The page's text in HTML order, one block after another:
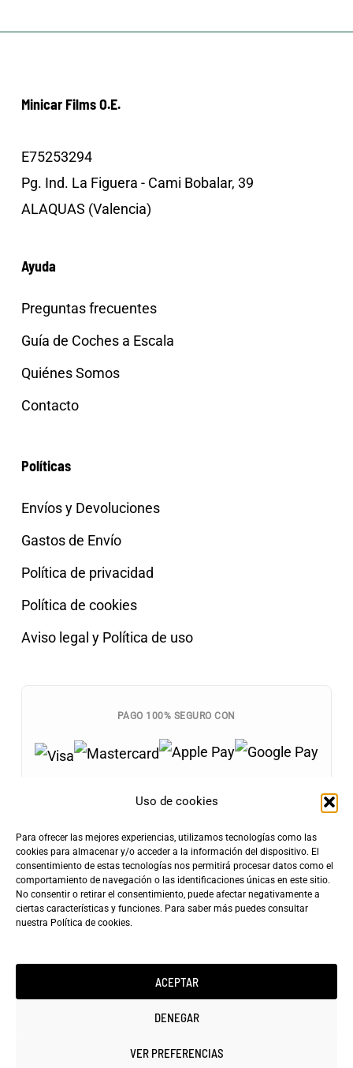
Uso de cookies
Para ofrecer las mejores experiencias, utilizamos tecnologías como las
cookies para almacenar y/o acceder a la información del dispositivo. El
consentimiento de estas tecnologías nos permitirá procesar datos como el
comportamiento de navegación o las identificaciones únicas en este sitio.
No consentir o retirar el consentimiento, puede afectar negativamente a
ciertas características y funciones. Para saber más puedes consultar
nuestra Política de cookies.
ACEPTAR
DENEGAR
VER PREFERENCIAS
Minicar Films O.E.
E75253294
Pg. Ind. La Figuera - Cami Bobalar, 39
ALAQUAS (Valencia)
Ayuda
Preguntas frecuentes
Guía de Coches a Escala
Quiénes Somos
Contacto
Políticas
Envíos y Devoluciones
Gastos de Envío
Política de privacidad
Política de cookies
Aviso legal y Política de uso
PAGO 100% SEGURO CON
Tarifa de Envío
4,90€
Entrega Rápida
24-72h
Envíos Gratis
+100€
Copyright ©2025 minicarfilms.com